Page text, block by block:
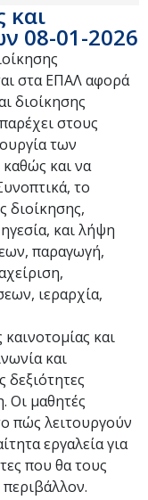
και
08-01-2026
στα ΕΠΑΛ αφορά
διοίκησης
στους
των
και να
το
διοίκησης,
και λήψη
παραγωγή,
ιεραρχία,
και
και
δεξιότητες
Οι μαθητές
πώς λειτουργούν
εργαλεία για
που θα τους